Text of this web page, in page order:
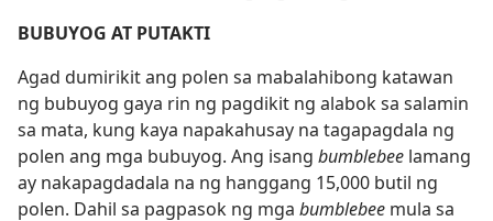
BUBUYOG AT PUTAKTI
Agad dumirikit ang polen sa mabalahibong katawan
ng bubuyog gaya rin ng pagdikit ng alabok sa salamin
sa mata, kung kaya napakahusay na tagapagdala ng
polen ang mga bubuyog. Ang isang bumblebee lamang
ay nakapagdadala na ng hanggang 15,000 butil ng
polen. Dahil sa pagpasok ng mga bumblebee mula sa